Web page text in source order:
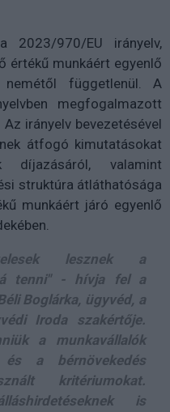
2023/970/EU irányelv,
értékű munkáért egyenlő
függetlenül. A
megfogalmazott
irányelv bevezetésével
átfogó kimutatásokat
díjazásáról, valamint
struktúra átláthatósága
munkáért járó egyenlő
lesznek a
tenni" - hívja fel a
Boglárka, ügyvéd, a
Iroda szakértője.
a munkavállalók
a bérnövekedés
kritériumokat.
is